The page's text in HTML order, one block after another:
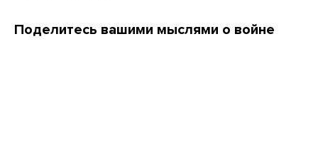
Поделитесь вашими мыслями о войне